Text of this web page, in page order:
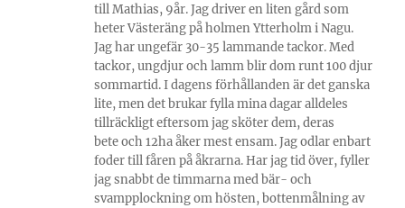
till Mathias, 9år. Jag driver en liten gård som
heter Västeräng på holmen Ytterholm i Nagu.
Jag har ungefär 30-35 lammande tackor. Med
tackor, ungdjur och lamm blir dom runt 100 djur
sommartid. I dagens förhållanden är det ganska
lite, men det brukar fylla mina dagar alldeles
tillräckligt eftersom jag sköter dem, deras
bete och 12ha åker mest ensam. Jag odlar enbart
foder till fåren på åkrarna. Har jag tid över, fyller
jag snabbt de timmarna med bär- och
svampplockning om hösten, bottenmålning av